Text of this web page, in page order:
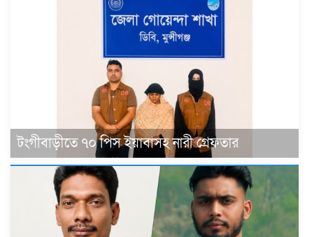
টংগীবাড়ীতে ৭০ পিস ইয়াবাসহ নারী গ্রেফতার